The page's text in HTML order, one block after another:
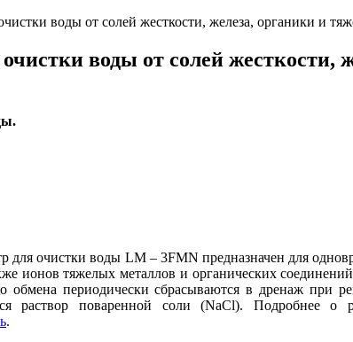
воды от солей жесткости, железа, органики и
воды от солей
для очистки воды LM – 3FMN предназначен для
ионов тяжелых металлов и органических
периодически сбрасываются в дренаж при
раствор поваренной соли (NaCl). Подробнее о
.